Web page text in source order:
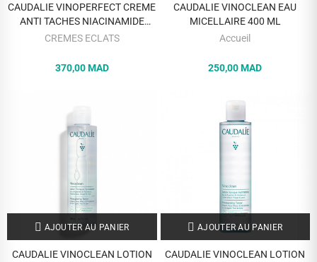
CAUDALIE VINOPERFECT CREME
ANTI TACHES NIACINAMIDE
RECHARGE 50 ML
CREMES ECLATS
370,00 MAD
CAUDALIE VINOCLEAN EAU
MICELLAIRE 400 ML
Accueil
250,00 MAD
AJOUTER AU PANIER
CAUDALIE VINOCLEAN LOTION
AJOUTER AU PANIER
CAUDALIE VINOCLEAN LOTION